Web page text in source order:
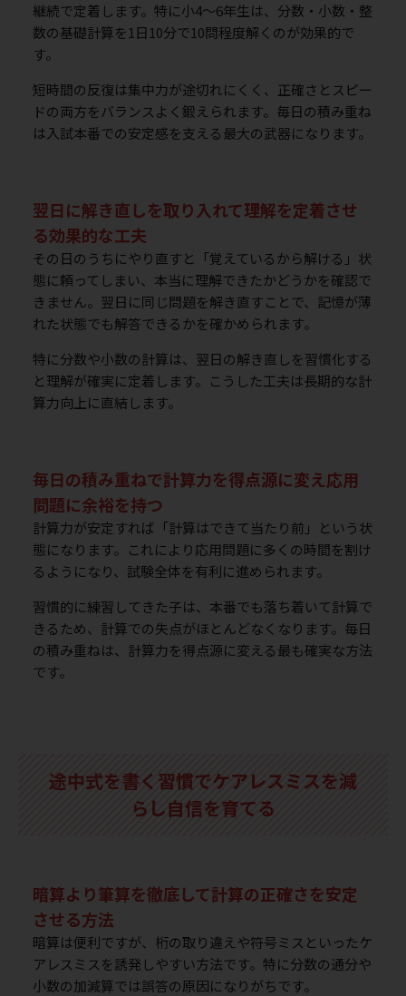
継続で定着します。特に小4〜6年生は、分数・小数・整
数の基礎計算を1日10分で10問程度解くのが効果的で
す。
短時間の反復は集中力が途切れにくく、正確さとスピー
ドの両方をバランスよく鍛えられます。毎日の積み重ね
は入試本番での安定感を支える最大の武器になります。
翌日に解き直しを取り入れて理解を定着させ
る効果的な工夫
その日のうちにやり直すと「覚えているから解ける」状
態に頼ってしまい、本当に理解できたかどうかを確認で
きません。翌日に同じ問題を解き直すことで、記憶が薄
れた状態でも解答できるかを確かめられます。
特に分数や小数の計算は、翌日の解き直しを習慣化する
と理解が確実に定着します。こうした工夫は長期的な計
算力向上に直結します。
毎日の積み重ねで計算力を得点源に変え応用
問題に余裕を持つ
計算力が安定すれば「計算はできて当たり前」という状
態になります。これにより応用問題に多くの時間を割け
るようになり、試験全体を有利に進められます。
習慣的に練習してきた子は、本番でも落ち着いて計算で
きるため、計算での失点がほとんどなくなります。毎日
の積み重ねは、計算力を得点源に変える最も確実な方法
です。
途中式を書く習慣でケアレスミスを減
らし自信を育てる
暗算より筆算を徹底して計算の正確さを安定
させる方法
暗算は便利ですが、桁の取り違えや符号ミスといったケ
アレスミスを誘発しやすい方法です。特に分数の通分や
小数の加減算では誤答の原因になりがちです。